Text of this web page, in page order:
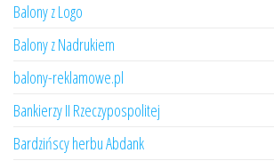
Balony z Logo
Balony z Nadrukiem
balony-reklamowe.pl
Bankierzy II Rzeczypospolitej
Bardzińscy herbu Abdank